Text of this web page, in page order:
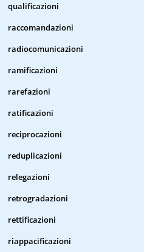
qualificazioni
raccomandazioni
radiocomunicazioni
ramificazioni
rarefazioni
ratificazioni
reciprocazioni
reduplicazioni
relegazioni
retrogradazioni
rettificazioni
riappacificazioni